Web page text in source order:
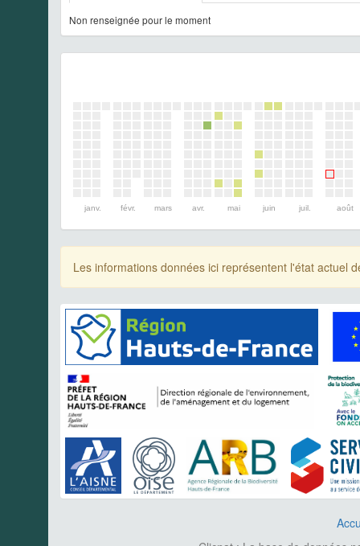
Non renseignée pour le moment
janv. févr. mars avr. mai juin juil. août
Les informations données ici représentent l'état actuel